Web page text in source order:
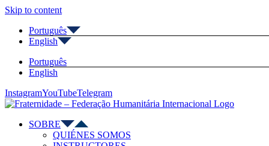
Skip to content
Português
English
Português
English
InstagramYouTubeTelegram
SOBRE
QUIÉNES SOMOS